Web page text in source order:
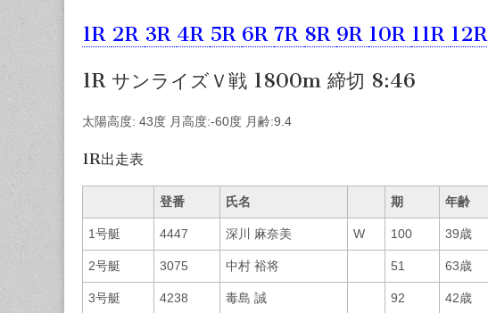
1R 2R 3R 4R 5R 6R 7R 8R 9R 10R 11R 12R
1R サンライズＶ戦 1800m 締切 8:46
太陽高度: 43度 月高度:-60度 月齢:9.4
1R出走表
登番 氏名 期 年齢
1号艇 4447 深川 麻奈美 W 100 39歳
2号艇 3075 中村 裕将 51 63歳
3号艇 4238 毒島 誠 92 42歳